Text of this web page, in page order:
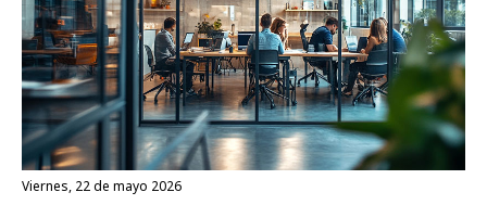
viernes, 22 de mayo 2026